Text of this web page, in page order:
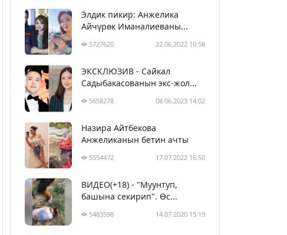
Элдик пикир: Анжелика
Айчүрөк Иманалиеваны...
5727620 22.06.2022 10:58
ЭКСКЛЮЗИВ - Сайкал
Садыбакасованын экс-жол...
5658278 08.06.2023 14:02
Назира Айтбекова
Анжеликанын бетин ачты
5554472 17.07.2022 16:50
ВИДЕО(+18) - "Муунтуп,
башына секирип". Өс...
5483598 14.07.2020 15:19